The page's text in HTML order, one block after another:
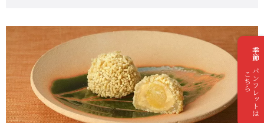
季節のパンフレットは
こちら